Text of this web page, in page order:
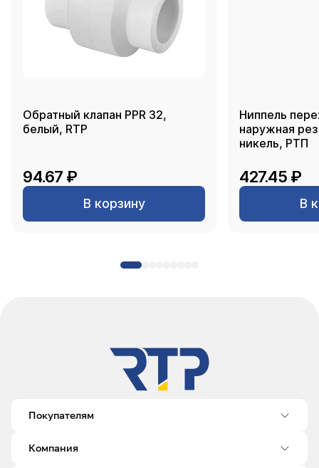
Обратный клапан PPR 32,
белый, RTP
94.67 ₽
В корзину
Ниппель
наружная
никель, РТП
427.45 ₽
В
Покупателям
Компания